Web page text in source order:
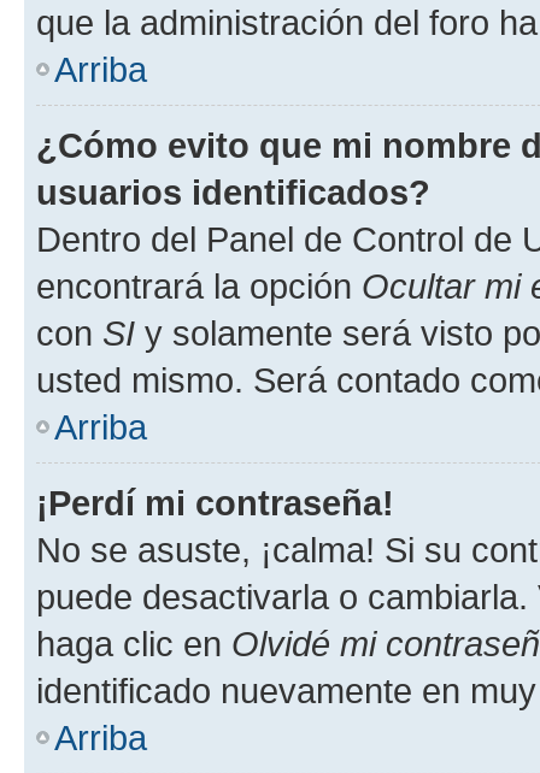
que la administración del foro
Arriba
¿Cómo evito que mi nombre
usuarios identificados?
Dentro del Panel de Control de
encontrará la opción Ocultar mi
con SI y solamente será visto
usted mismo. Será contado
Arriba
¡Perdí mi contraseña!
No se asuste, ¡calma! Si su
puede desactivarla o
haga clic en Olvidé mi
identificado nuevamente en
Arriba